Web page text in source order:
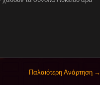
Παλαιότερη Ανάρτηση →